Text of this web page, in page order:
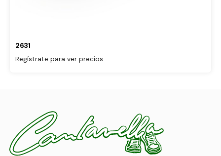
2631
Regístrate para ver precios